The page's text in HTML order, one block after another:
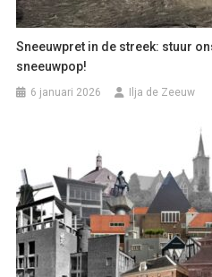
Sneeuwpret in de streek: stuur
sneeuwpop!
6 januari 2026 Ilja de Zeeuw